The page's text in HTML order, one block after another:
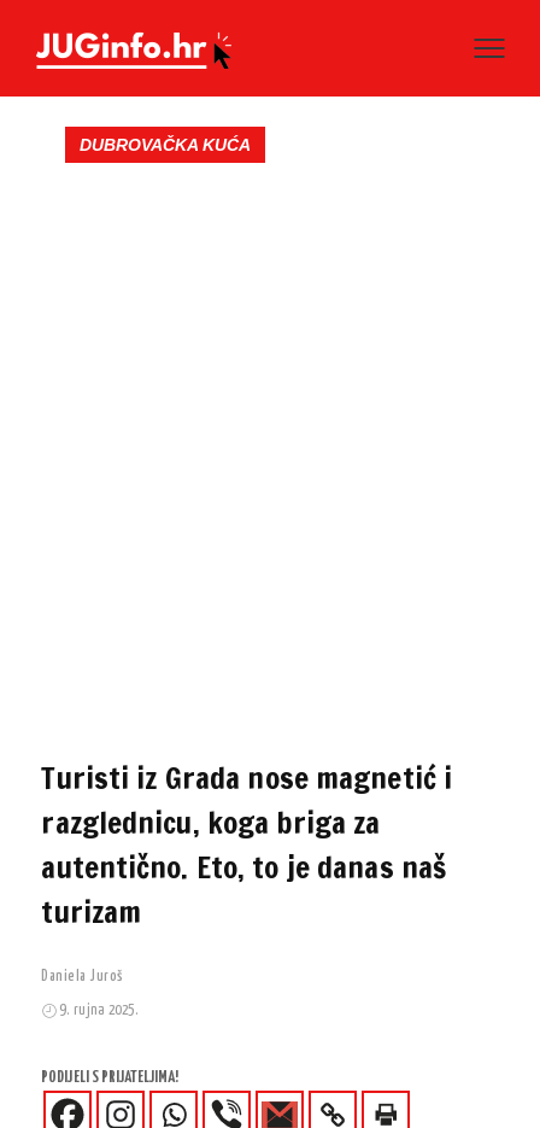
DUBROVAČKA KUĆA
Turisti iz Grada nose magnetić i
razglednicu, koga briga za
autentično. Eto, to je danas naš
turizam
Daniela Juroš
9. rujna 2025.
PODIJELI S PRIJATELJIMA!